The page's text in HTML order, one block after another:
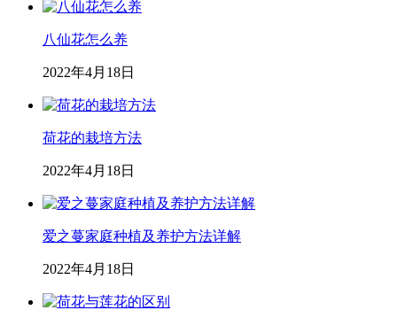
八仙花怎么养
2022年4月18日
荷花的栽培方法
2022年4月18日
爱之蔓家庭种植及养护方法详解
2022年4月18日